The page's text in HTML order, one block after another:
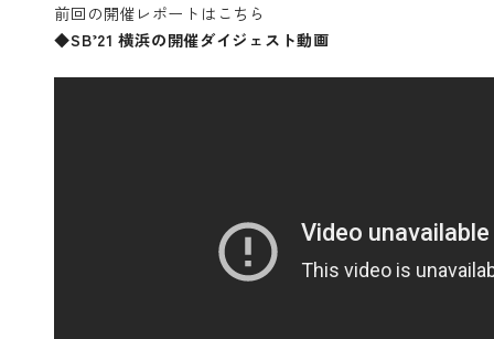
前回の開催レポートは こちら
◆SB’21横浜の開催ダイジェスト動画